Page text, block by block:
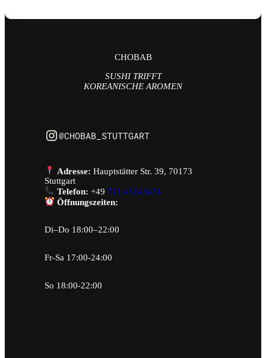
CHOBAB
SUSHI TRIFFT
KOREANISCHE AROMEN
Instagram
@CHOBAB_STUTTGART
Adresse: Hauptstätter Str. 39, 70173
Stuttgart
Telefon: +49 711 45143474
Öffnungszeiten:
Di–Do 18:00–22:00
Fr-Sa 17:00-24:00
So 18:00-22:00